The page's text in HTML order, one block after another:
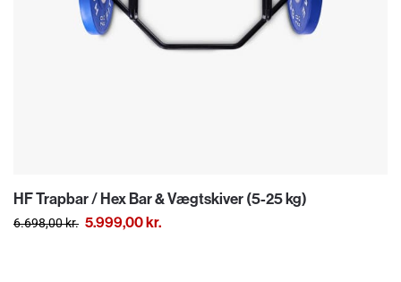
HF Trapbar / Hex Bar & Vægtskiver (5-25 kg)
6.698,00kr. 5.999,00kr.